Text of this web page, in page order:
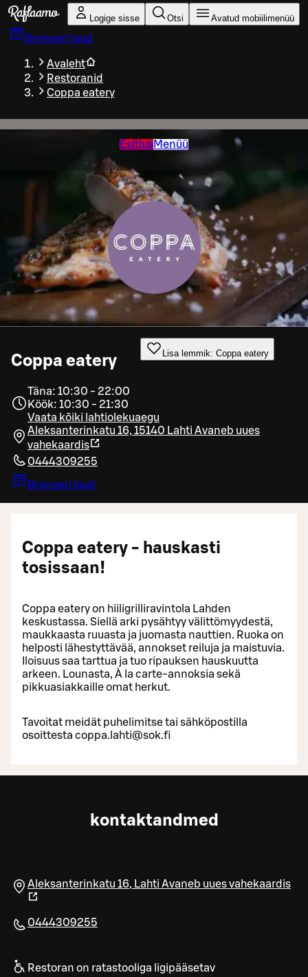
Liigu peamise sisu juurde
Logige sisse Otsi Avatud mobiilimenüü
Broneeri laud
Avaleht
Restoranid
Coppa eatery
EsitlusMenüü
Coppa eatery Lisa lemmik: Coppa eatery
Täna: 10:30 - 22:00
Köök: 10:30 - 21:30
Vaata kõiki lahtiolekuaegu
Aleksanterinkatu 16, 15140 Lahti Avaneb uues
vahekaardis
0444309255
Broneeri laud
Coppa eatery - hauskasti
tosissaan!
Coppa eatery on hiiligrilliravintola Lahden
keskustassa. Siellä arki pysähtyy välittömyydestä,
maukkaasta ruuasta ja juomasta nauttien. Ruoka on
helposti lähestyttävää, annokset reiluja ja maistuvia.
Iloisuus saa tarttua ja tuo ripauksen hauskuutta
arkeen. Lounasta, À la carte-annoksia sekä
pikkuasiakkaille omat herkut.
Tavoitat meidät puhelimitse tai sähköpostilla
osoittesta coppa.lahti@sok.fi
kontaktandmed
Aleksanterinkatu 16, Lahti Avaneb uues vahekaardis
0444309255
Restoran on ratastooliga ligipääsetav